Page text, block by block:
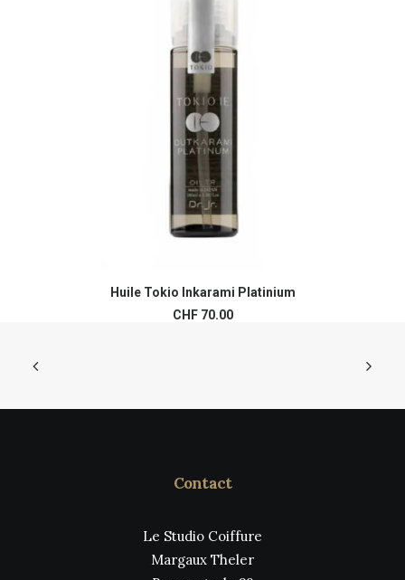
Huile Tokio Inkarami Platinium
CHF70.00
Contact
Le Studio Coiffure
Margaux Theler